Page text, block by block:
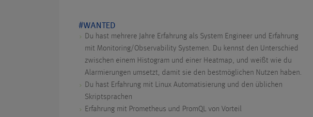
#WANTED
Du hast mehrere Jahre Erfahrung als System Engineer und Erfahrung
mit Monitoring/Observability Systemen. Du kennst den Unterschied
zwischen einem Histogram und einer Heatmap, und weißt wie du
Alarmierungen umsetzt, damit sie den bestmöglichen Nutzen haben.
Du hast Erfahrung mit Linux Automatisierung und den üblichen
Skriptsprachen
Erfahrung mit Prometheus und PromQL von Vorteil